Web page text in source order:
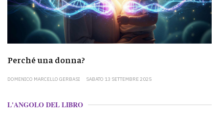
Perché una donna?
DOMENICO MARCELLO GERBASI SABATO 13 SETTEMBRE 2025
L'ANGOLO DEL LIBRO